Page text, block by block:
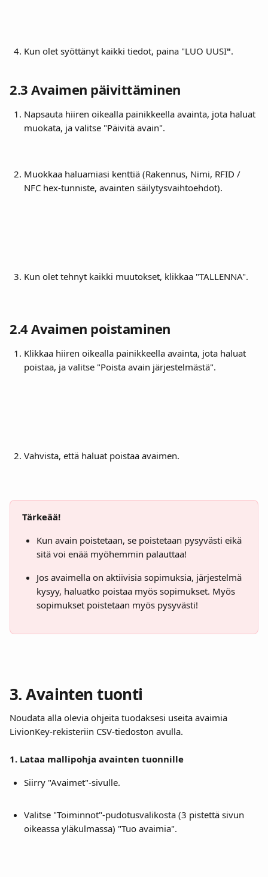
Kun olet syöttänyt kaikki tiedot, paina "LUO UUSI".
2.3 Avaimen päivittäminen
Napsauta hiiren oikealla painikkeella avainta, jota haluat
muokata, ja valitse "Päivitä avain".
Muokkaa haluamiasi kenttiä (Rakennus, Nimi, RFID /
NFC hex-tunniste, avainten säilytysvaihtoehdot).
Kun olet tehnyt kaikki muutokset, klikkaa "TALLENNA".
2.4 Avaimen poistaminen
Klikkaa hiiren oikealla painikkeella avainta, jota haluat
poistaa, ja valitse "Poista avain järjestelmästä".
Vahvista, että haluat poistaa avaimen.
Tärkeää!
Kun avain poistetaan, se poistetaan pysyvästi eikä
sitä voi enää myöhemmin palauttaa!
Jos avaimella on aktiivisia sopimuksia, järjestelmä
kysyy, haluatko poistaa myös sopimukset. Myös
sopimukset poistetaan myös pysyvästi!
3. Avainten tuonti
Noudata alla olevia ohjeita tuodaksesi useita avaimia
LivionKey-rekisteriin CSV-tiedoston avulla.
1. Lataa mallipohja avainten tuonnille
Siirry "Avaimet"-sivulle.
Valitse "Toiminnot"-pudotusvalikosta (3 pistettä sivun
oikeassa yläkulmassa) "Tuo avaimia".